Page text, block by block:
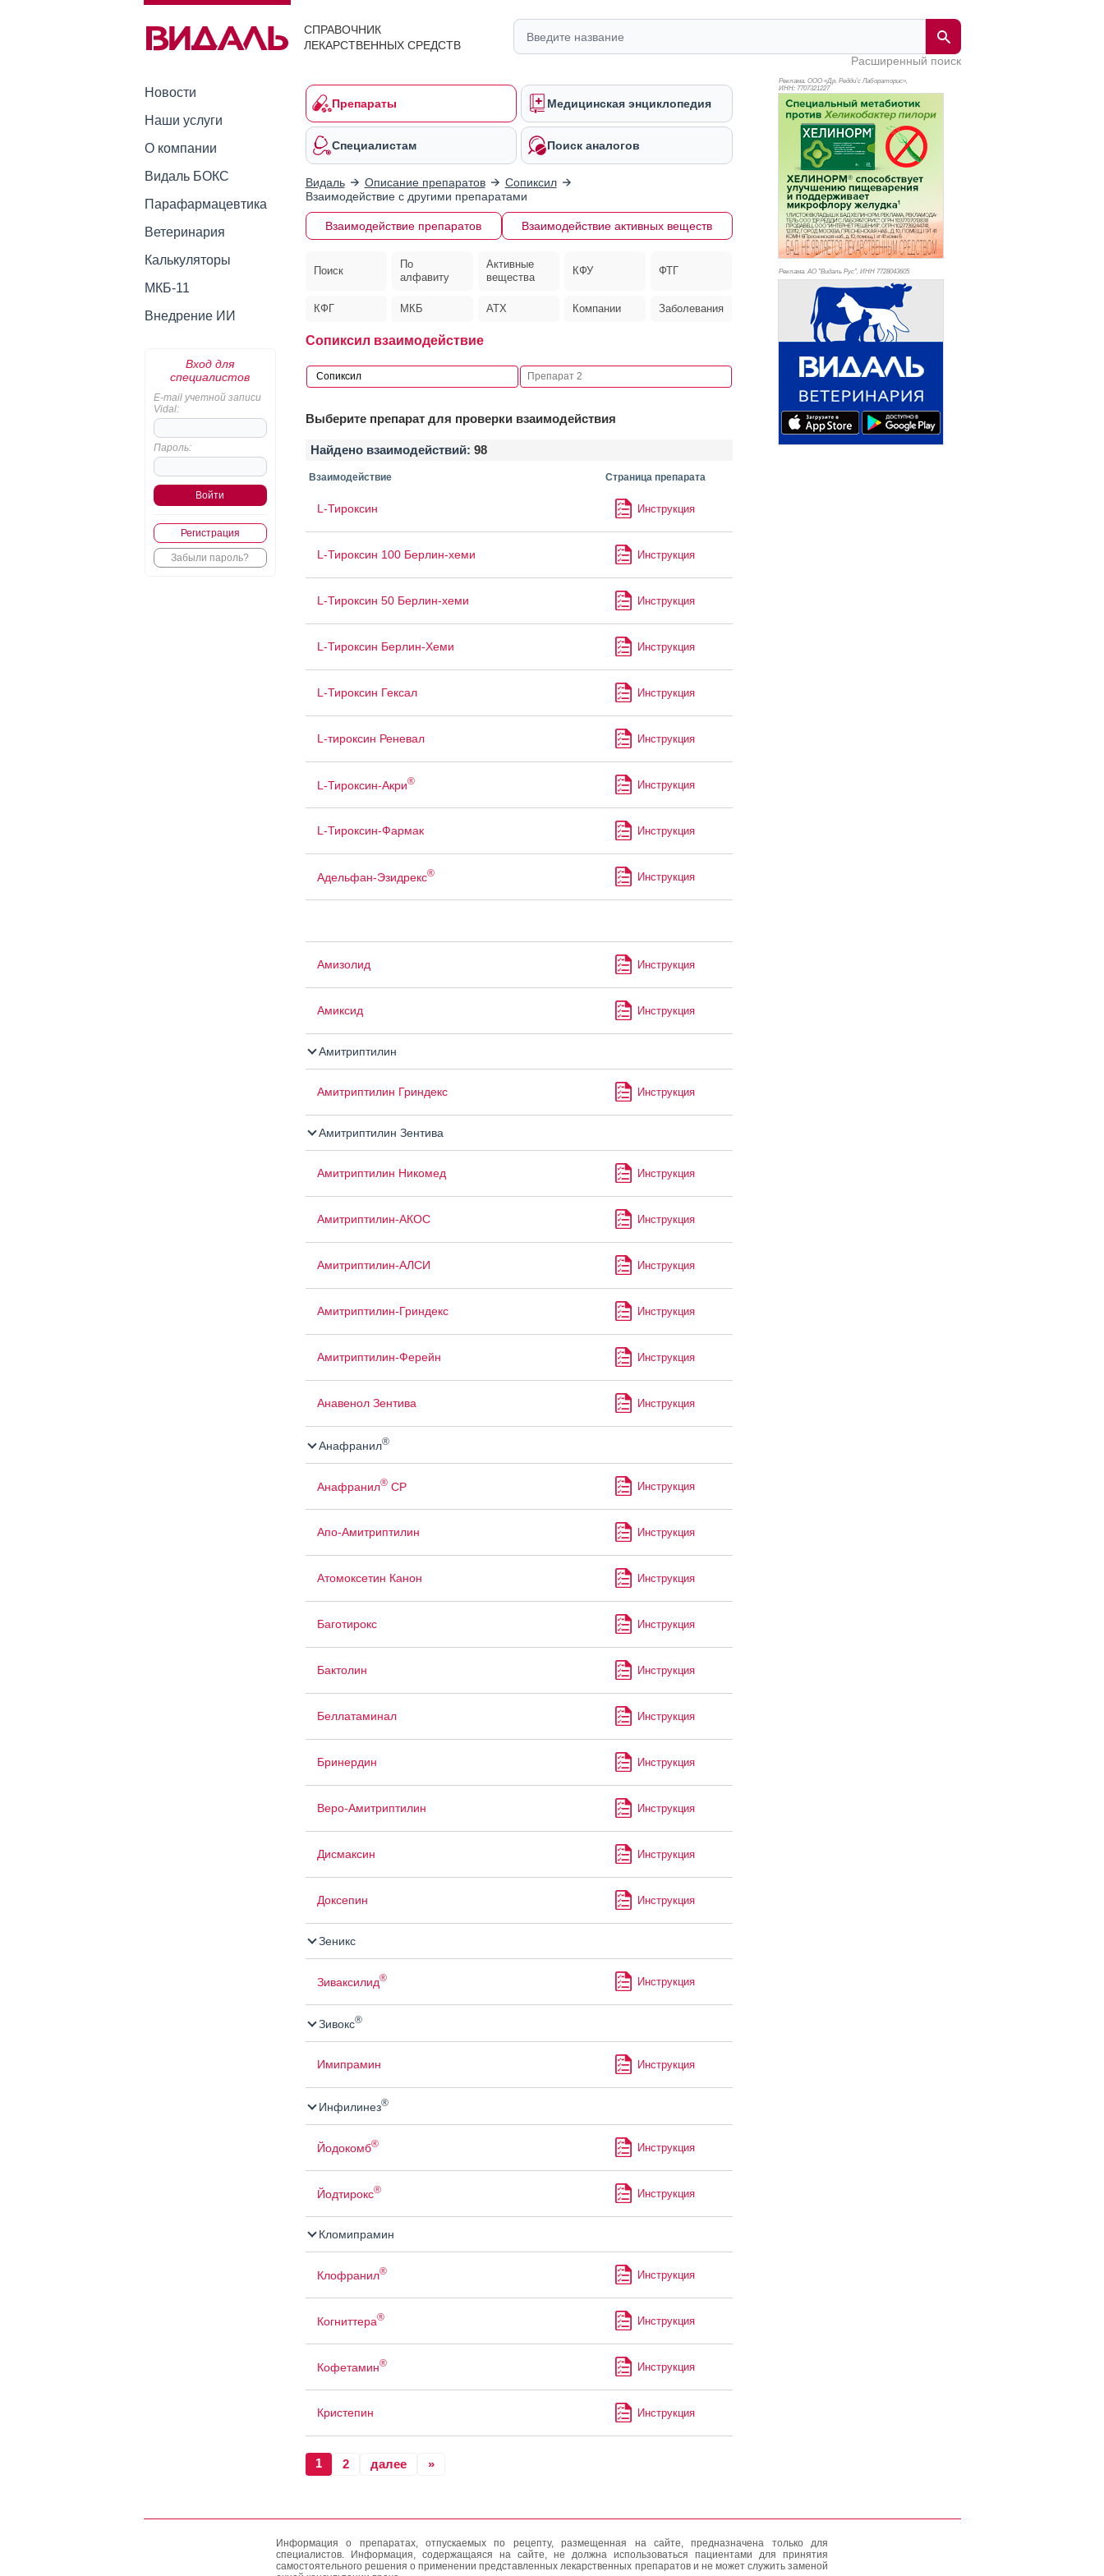
СПРАВОЧНИК
ЛЕКАРСТВЕННЫХ СРЕДСТВ
Расширенный поиск
Новости
Наши услуги
О компании
Видаль БОКС
Парафармацевтика
Ветеринария
Калькуляторы
МКБ-11
Внедрение ИИ
Вход для
специалистов
E-mail учетной записи
Vidal:
Пароль:
Регистрация
Забыли пароль?
Препараты Медицинская энциклопедия
Специалистам Поиск аналогов
Видаль Описание препаратов
Сопиксил
Взаимодействие с другими препаратами
Взаимодействие препаратов Взаимодействие активных веществ
Поиск
По
алфавиту
Активные
вещества
КФУ ФТГ
КФГ МКБ АТХ Компании Заболевания
Сопиксил взаимодействие
Выберите препарат для проверки взаимодействия
Найдено взаимодействий: 98
Взаимодействие Страница препарата
L-Тироксин Инструкция
L-Тироксин 100 Берлин-хеми Инструкция
L-Тироксин 50 Берлин-хеми Инструкция
L-Тироксин Берлин-Хеми Инструкция
L-Тироксин Гексал Инструкция
L-тироксин Реневал Инструкция
L-Тироксин-Акри® Инструкция
L-Тироксин-Фармак Инструкция
Адельфан-Эзидрекс® Инструкция
Амизолид Инструкция
Амиксид Инструкция
Амитриптилин
Амитриптилин Гриндекс Инструкция
Амитриптилин Зентива
Амитриптилин Никомед Инструкция
Амитриптилин-АКОС Инструкция
Амитриптилин-АЛСИ Инструкция
Амитриптилин-Гриндекс Инструкция
Амитриптилин-Ферейн Инструкция
Анавенол Зентива Инструкция
Анафранил®
Анафранил®СР Инструкция
Апо-Амитриптилин Инструкция
Атомоксетин Канон Инструкция
Баготирокс Инструкция
Бактолин Инструкция
Беллатаминал Инструкция
Бринердин Инструкция
Веро-Амитриптилин Инструкция
Дисмаксин Инструкция
Доксепин Инструкция
Зеникс
Зиваксилид® Инструкция
Зивокс®
Имипрамин Инструкция
Инфилинез®
Йодокомб® Инструкция
Йодтирокс® Инструкция
Кломипрамин
Клофранил® Инструкция
Когниттера® Инструкция
Кофетамин® Инструкция
Кристепин Инструкция
1 2 далее »
Реклама. ООО «Др. Редди’с Лабораторис»,
ИНН: 7707321227
Реклама. АО "Видаль Рус", ИНН 7728043605
Информация о препаратах, отпускаемых по рецепту, размещенная на сайте, предназначена только для
специалистов. Информация, содержащаяся на сайте, не должна использоваться пациентами для принятия
самостоятельного решения о применении представленных лекарственных препаратов и не может служить заменой